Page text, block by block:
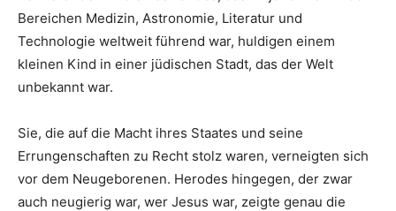
Bereichen Medizin, Astronomie, Literatur und
Technologie weltweit führend war, huldigen einem
kleinen Kind in einer jüdischen Stadt, das der Welt
unbekannt war.
Sie, die auf die Macht ihres Staates und seine
Errungenschaften zu Recht stolz waren, verneigten sich
vor dem Neugeborenen. Herodes hingegen, der zwar
auch neugierig war, wer Jesus war, zeigte genau die